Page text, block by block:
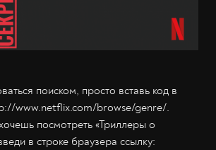
поиском, просто вставь код в
www.netflix.com/browse/genre/.
посмотреть «Триллеры о
в строке браузера ссылку: